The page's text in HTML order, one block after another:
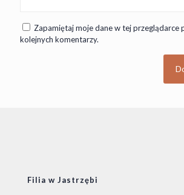
Zapamiętaj moje dane w tej przeglądarce
kolejnych komentarzy.
Filia w Jastrzębi